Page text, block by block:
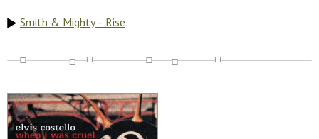
Smith & Mighty - Rise